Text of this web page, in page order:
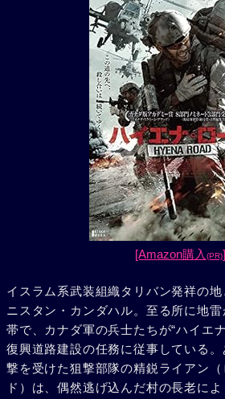
[Amazon購入 (PR)]
イスラム系武装組織タリバン発祥の
ニスタン・カンダハル。至る所に地
帯で、カナダ軍の兵士たちが“ハイエ
復興道路建設の任務に従事している
撃を受けた狙撃部隊の精鋭ライアン
ド）は、偶然逃げ込んだ村の長老に